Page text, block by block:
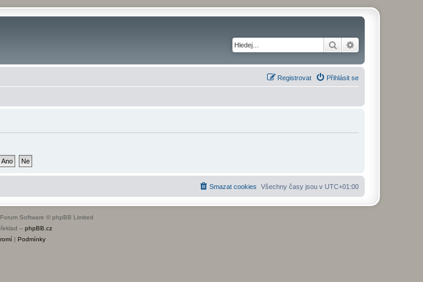
Hledat
Přihlásit se
Registrovat
Všechny časy jsou v UTC+01:00
Smazat cookies
Software © phpBB Limited
– phpBB.cz
| Podmínky